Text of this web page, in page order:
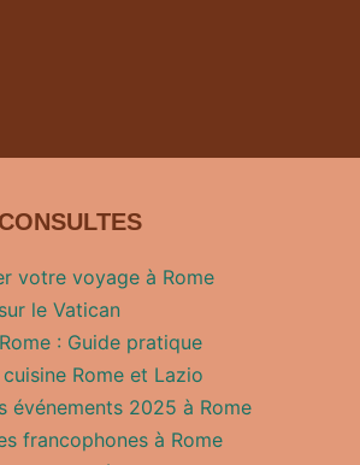
votre voyage à Rome
le Vatican
: Guide pratique
Rome et Lazio
événements 2025 à Rome
francophones à Rome